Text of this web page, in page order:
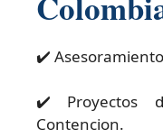
✔️
✔️ Proyectos
Contencion.